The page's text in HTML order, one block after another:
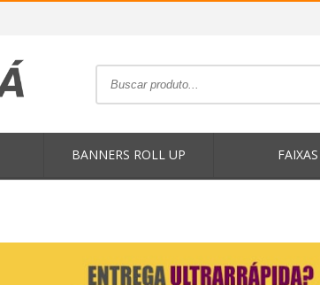
BANNERS ROLL UP FAIXAS